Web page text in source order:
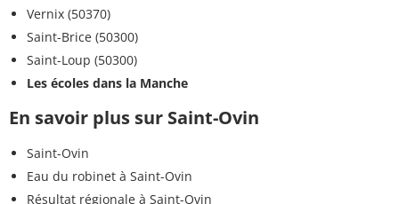
Vernix (50370)
Saint-Brice (50300)
Saint-Loup (50300)
Les écoles dans la Manche
En savoir plus sur Saint-Ovin
Saint-Ovin
Eau du robinet à Saint-Ovin
Résultat régionale à Saint-Ovin